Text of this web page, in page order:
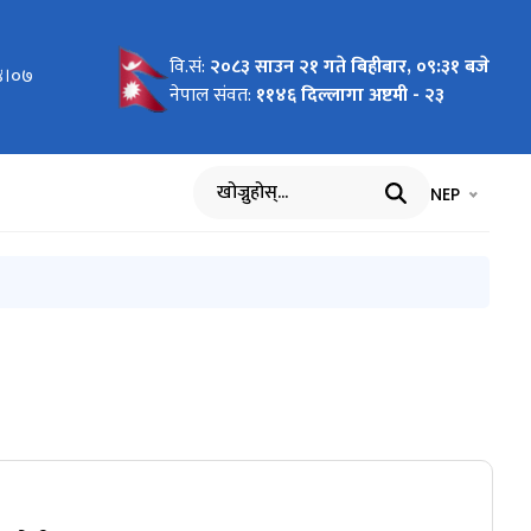
वि.सं: २०८३ साउन २१ गते बिहीबार, ०९:३१ बजे
नेपाल संवत: ११४६ दिल्लागा अष्टमी - २३
खोज्नुहोस् भाषा चयन
NEP